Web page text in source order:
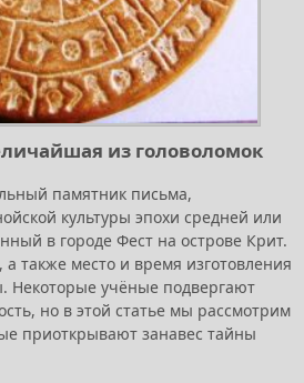
из головоломок
памятник письма,
культуры эпохи средней или
в городе Фест на острове Крит.
также место и время изготовления
Некоторые учёные подвергают
но в этой статье мы рассмотрим
приоткрывают занавес тайны